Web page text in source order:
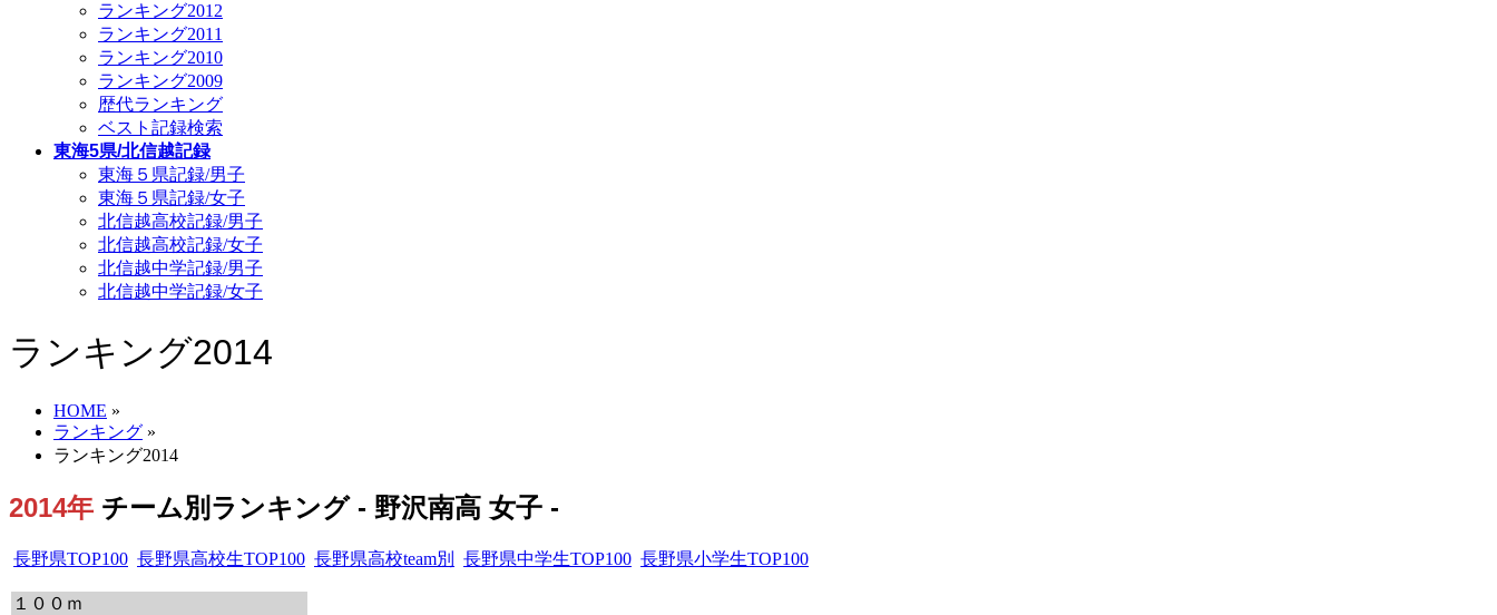
ランキング2012
ランキング2011
ランキング2010
ランキング2009
歴代ランキング
ベスト記録検索
東海5県/北信越記録
東海５県記録/男子
東海５県記録/女子
北信越高校記録/男子
北信越高校記録/女子
北信越中学記録/男子
北信越中学記録/女子
ランキング2014
HOME »
ランキング »
ランキング2014
2014年 チーム別ランキング - 野沢南高 女子 -
長野県TOP100 長野県高校生TOP100 長野県高校team別 長野県中学生TOP100 長野県小学生TOP100
１００ｍ